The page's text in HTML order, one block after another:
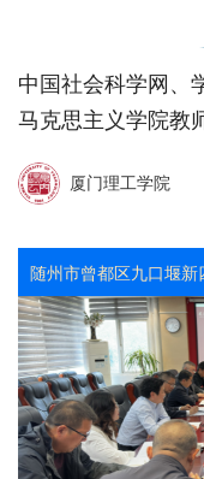
中国社会科学网、
马克思主义学院教
化》
厦门理工学院